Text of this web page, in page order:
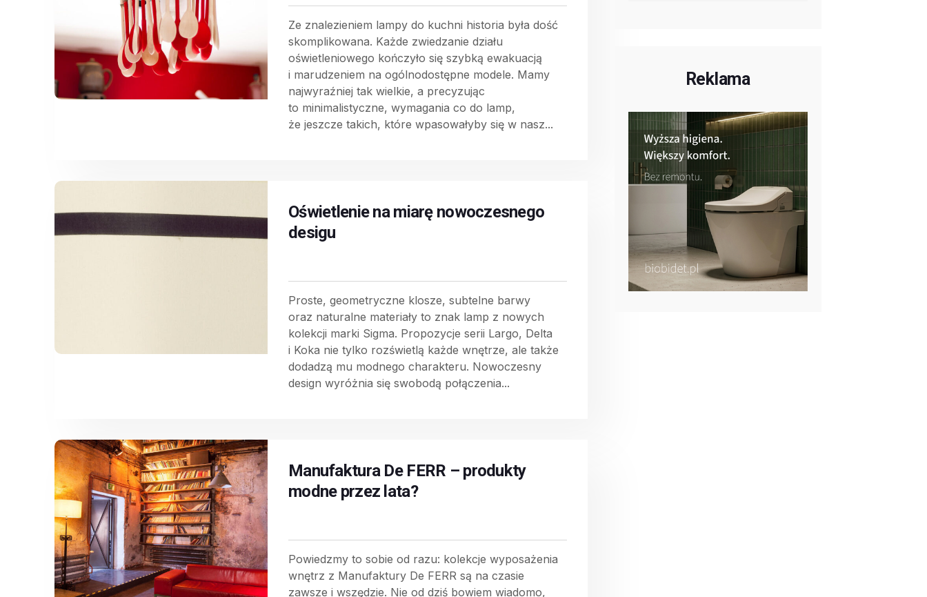
Ze znalezieniem lampy do kuchni historia była dość
skomplikowana. Każde zwiedzanie działu
oświetleniowego kończyło się szybką ewakuacją
i marudzeniem na ogólnodostępne modele. Mamy
najwyraźniej tak wielkie, a precyzując
to minimalistyczne, wymagania co do lamp,
że jeszcze takich, które wpasowałyby się w nasz...
Oświetlenie na miarę nowoczesnego
desigu
Proste, geometryczne klosze, subtelne barwy
oraz naturalne materiały to znak lamp z nowych
kolekcji marki Sigma. Propozycje serii Largo, Delta
i Koka nie tylko rozświetlą każde wnętrze, ale także
dodadzą mu modnego charakteru. Nowoczesny
design wyróżnia się swobodą połączenia...
Manufaktura De FERR – produkty
modne przez lata?
Powiedzmy to sobie od razu: kolekcje wyposażenia
wnętrz z Manufaktury De FERR są na czasie
zawsze i wszędzie. Nie od dziś bowiem wiadomo,
Reklama